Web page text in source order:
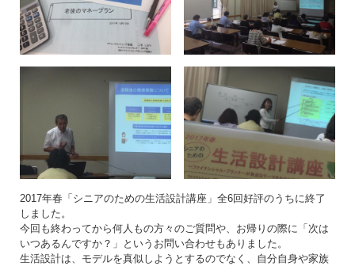
2017年春「シニアのための生活設計講座」全6回好評のうちに終了
しました。
今回も終わってから何人もの方々のご質問や、お帰りの際に「次は
いつあるんですか？」というお問い合わせもありました。
生活設計は、モデルを真似しようとするのでなく、自分自身や家族